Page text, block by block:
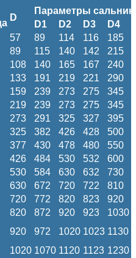
D
Параметры
D1
D2 D3 D4
57 89 114 116
185
89 115 140 142
215
108 140 165 167
240
133 191 219 221 290
159 239 273 275
345
219 239 273 275
345
273 291 325 327
395
325 382 426 428
500
377 430 478 480 550
426 484 530 532 600
530 584 630 632
730
630 672 720 722 810
720 772 820 823
920
820 872 920 923
1030
920 972 1020 1023 1130
1020 1070 1120 1123 1230